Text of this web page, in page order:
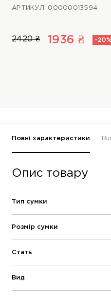
АРТИКУЛ: 00000013594
2420 ₴ 1936 ₴ -20%
Повні характеристики
Опис товару
Тип сумки
Розмір сумки
Стать
Вид